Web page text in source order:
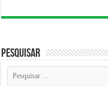
Pesquisar